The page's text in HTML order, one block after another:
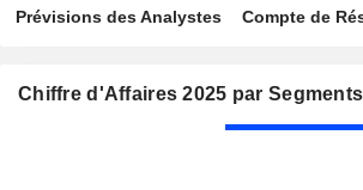
Prévisions des Analystes Compte de
Chiffre d'Affaires 2025 par